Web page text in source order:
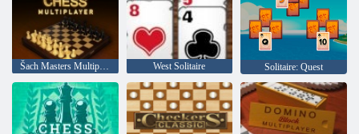
Šach Masters Multiplayer West Solitaire Solitaire: Quest